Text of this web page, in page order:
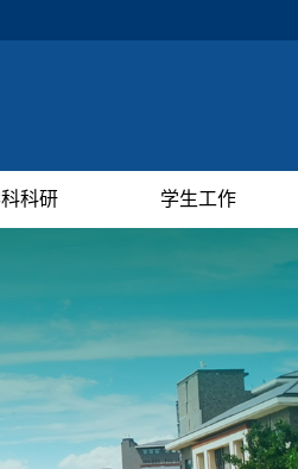
科研 学生工作